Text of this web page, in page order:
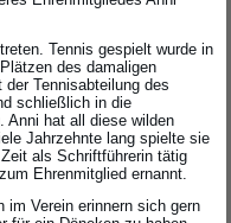
Tennis gespielt wurde in
des damaligen
Tennisabteilung des
schließlich in die
Anni hat all diese wilden
Jahrzehnte lang spielte sie
als Schriftführerin tätig
Ehrenmitglied ernannt.
im Verein erinnern sich gern